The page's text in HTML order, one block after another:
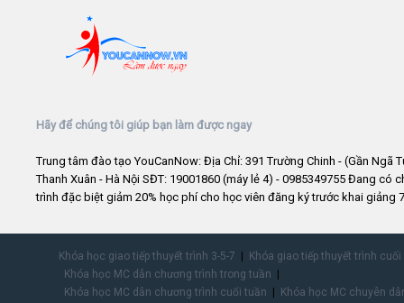
Hãy để chúng tôi giúp bạn làm được ngay
Trung tâm đào tạo YouCanNow: Địa Chỉ: 391 Trường Chinh - (Gần Ngã
Thanh Xuân - Hà Nội SĐT: 19001860 (máy lẻ 4) - 0985349755 Đang có
trình đặc biệt giảm 20% học phí cho học viên đăng ký trước khai giảng
Khóa học giao tiếp thuyết trình 3-5-7
Khóa giao tiếp thuyết trình
Khóa học MC dẫn chương trình trong tuần
Khóa học MC dẫn chương trình cuối tuần
Khóa học MC chuyên